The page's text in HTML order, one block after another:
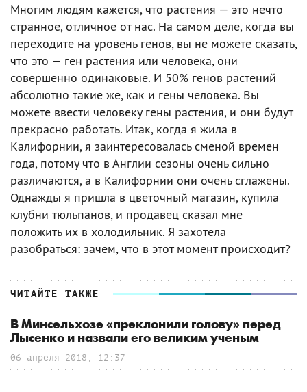
Многим людям кажется, что растения — это нечто
странное, отличное от нас. На самом деле, когда вы
переходите на уровень генов, вы не можете сказать,
что это — ген растения или человека, они
совершенно одинаковые. И 50% генов растений
абсолютно такие же, как и гены человека. Вы
можете ввести человеку гены растения, и они будут
прекрасно работать. Итак, когда я жила в
Калифорнии, я заинтересовалась сменой времен
года, потому что в Англии сезоны очень сильно
различаются, а в Калифорнии они очень сглажены.
Однажды я пришла в цветочный магазин, купила
клубни тюльпанов, и продавец сказал мне
положить их в холодильник. Я захотела
разобраться: зачем, что в этот момент происходит?
ЧИТАЙТЕ ТАКЖЕ
В Минсельхозе «преклонили голову» перед
Лысенко и назвали его великим ученым
06 апреля 2018, 12:37